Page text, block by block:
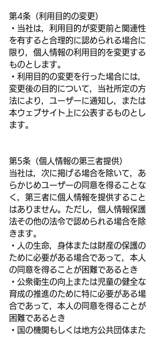
第4条（利用目的の変更）
・当社は，利用目的が変更前と関連性
を有すると合理的に認められる場合に
限り，個人情報の利用目的を変更する
ものとします。
・利用目的の変更を行った場合には，
変更後の目的について，当社所定の方
法により，ユーザーに通知し，または
本ウェブサイト上に公表するものとし
ます。
第5条（個人情報の第三者提供）
当社は，次に掲げる場合を除いて，あ
らかじめユーザーの同意を得ることな
く，第三者に個人情報を提供すること
はありません。ただし，個人情報保護
法その他の法令で認められる場合を除
きます。
・人の生命，身体または財産の保護の
ために必要がある場合であって，本人
の同意を得ることが困難であるとき
・公衆衛生の向上または児童の健全な
育成の推進のために特に必要がある場
合であって，本人の同意を得ることが
困難であるとき
・国の機関もしくは地方公共団体また